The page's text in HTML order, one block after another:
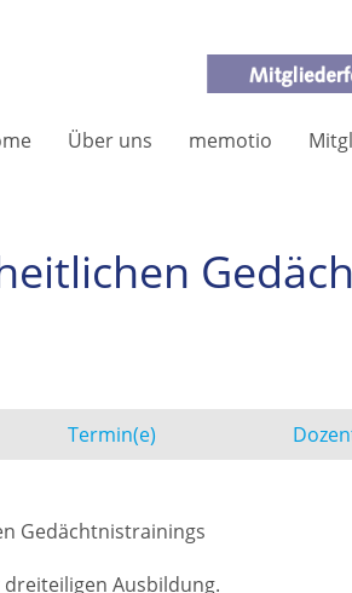
Über uns memotio
Termin(e)
Gedächtnistrainings
Ausbildung.